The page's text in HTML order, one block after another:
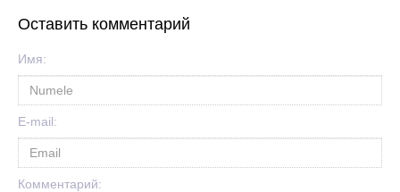
Оставить комментарий
Имя:
E-mail:
Комментарий: